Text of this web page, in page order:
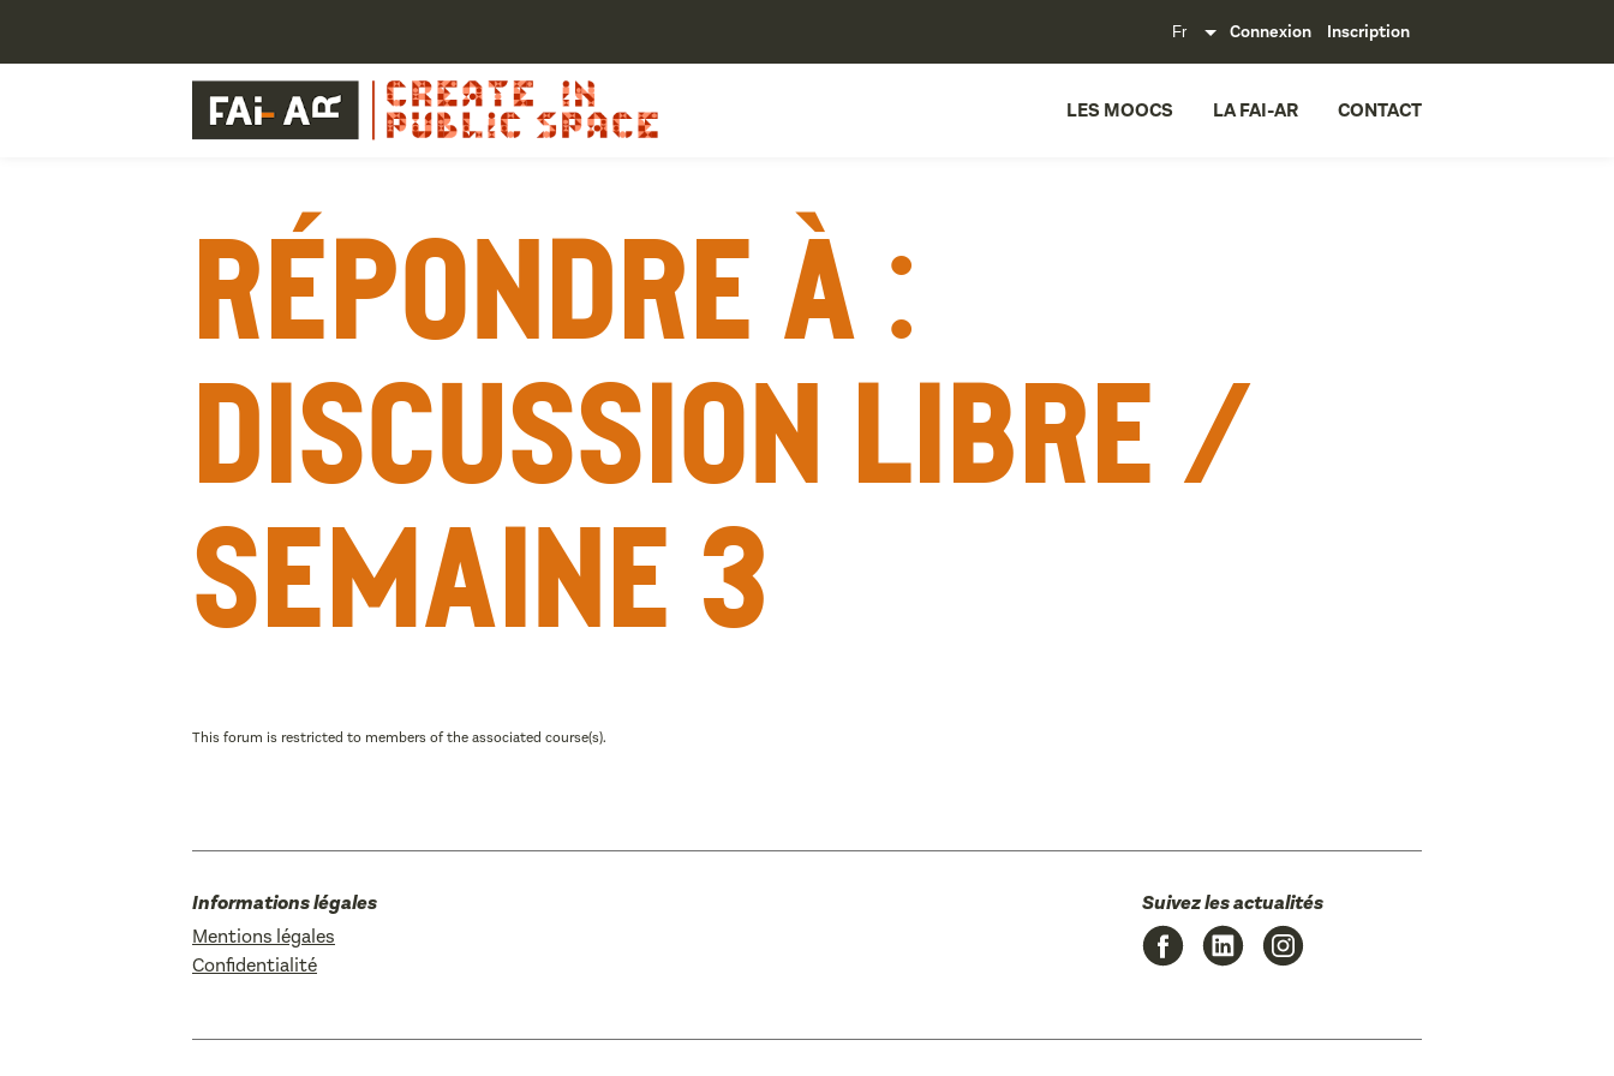
Connexion Inscription
LES MOOCS LA FAI-AR CONTACT
Répondre à :
Discussion libre /
semaine 3
This forum is restricted to members of the associated course(s).
Informations légales
Mentions légales
Confidentialité
Suivez les actualités